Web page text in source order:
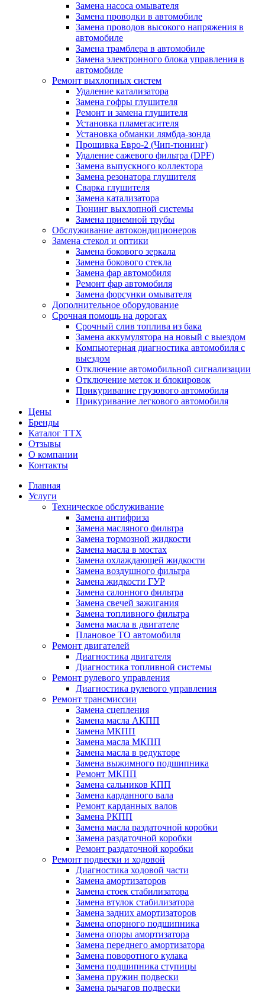
Замена насоса омывателя
Замена проводки в автомобиле
Замена проводов высокого напряжения в
автомобиле
Замена трамблера в автомобиле
Замена электронного блока управления в
автомобиле
Ремонт выхлопных систем
Удаление катализатора
Замена гофры глушителя
Ремонт и замена глушителя
Установка пламегасителя
Установка обманки лямбда-зонда
Прошивка Евро-2 (Чип-тюнинг)
Удаление сажевого фильтра (DPF)
Замена выпускного коллектора
Замена резонатора глушителя
Сварка глушителя
Замена катализатора
Тюнинг выхлопной системы
Замена приемной трубы
Обслуживание автокондиционеров
Замена стекол и оптики
Замена бокового зеркала
Замена бокового стекла
Замена фар автомобиля
Ремонт фар автомобиля
Замена форсунки омывателя
Дополнительное оборудование
Срочная помощь на дорогах
Срочный слив топлива из бака
Замена аккумулятора на новый с выездом
Компьютерная диагностика автомобиля с
выездом
Отключение автомобильной сигнализации
Отключение меток и блокировок
Прикуривание грузового автомобиля
Прикуривание легкового автомобиля
Цены
Бренды
Каталог ТТХ
Отзывы
О компании
Контакты
Главная
Услуги
Техническое обслуживание
Замена антифриза
Замена масляного фильтра
Замена тормозной жидкости
Замена масла в мостах
Замена охлаждающей жидкости
Замена воздушного фильтра
Замена жидкости ГУР
Замена салонного фильтра
Замена свечей зажигания
Замена топливного фильтра
Замена масла в двигателе
Плановое ТО автомобиля
Ремонт двигателей
Диагностика двигателя
Диагностика топливной системы
Ремонт рулевого управления
Диагностика рулевого управления
Ремонт трансмиссии
Замена сцепления
Замена масла АКПП
Замена МКПП
Замена масла МКПП
Замена масла в редукторе
Замена выжимного подшипника
Ремонт МКПП
Замена сальников КПП
Замена карданного вала
Ремонт карданных валов
Замена РКПП
Замена масла раздаточной коробки
Замена раздаточной коробки
Ремонт раздаточной коробки
Ремонт подвески и ходовой
Диагностика ходовой части
Замена амортизаторов
Замена стоек стабилизатора
Замена втулок стабилизатора
Замена задних амортизаторов
Замена опорного подшипника
Замена опоры амортизатора
Замена переднего амортизатора
Замена поворотного кулака
Замена подшипника ступицы
Замена пружин подвески
Замена рычагов подвески